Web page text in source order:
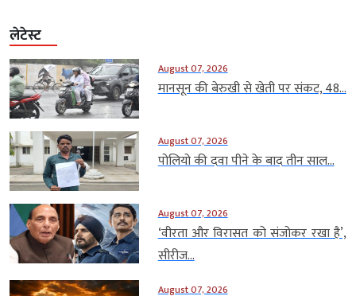
लेटेस्ट
August 07, 2026
मानसून की बेरुखी से खेती पर संकट, 48...
August 07, 2026
पोलियो की दवा पीने के बाद तीन साल...
August 07, 2026
‘वीरता और विरासत को संजोकर रखा है’,
सीरीज...
August 07, 2026